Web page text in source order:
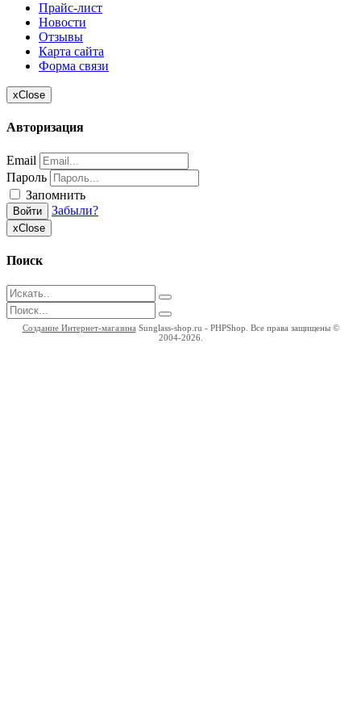
Прайс-лист
Новости
Отзывы
Карта сайта
Форма связи
xClose
Авторизация
Email
Пароль
Запомнить
Войти Забыли?
xClose
Поиск
Создание Интернет-магазина Sunglass-shop.ru - PHPShop. Все права защищены ©
2004-2026.